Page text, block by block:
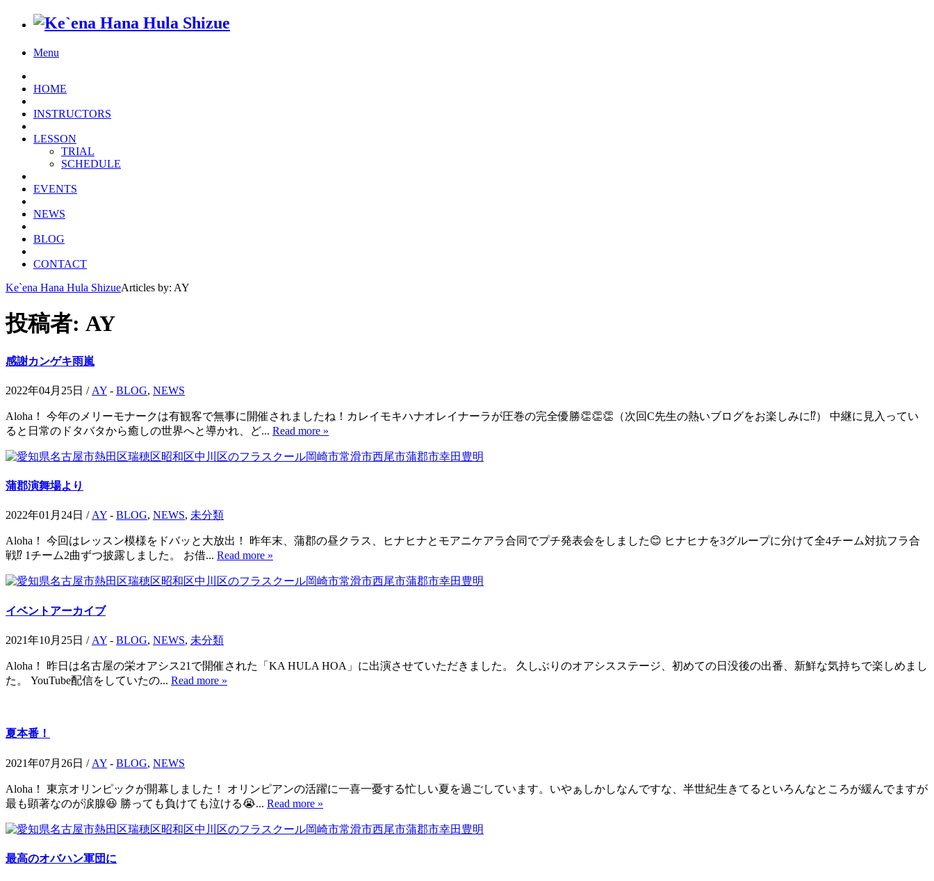
Menu
HOME
INSTRUCTORS
LESSON
TRIAL
SCHEDULE
EVENTS
NEWS
BLOG
CONTACT
Ke`ena Hana Hula ShizueArticles by: AY
投稿者: AY
感謝カンゲキ雨嵐
2022年04月25日 / AY - BLOG, NEWS
Aloha！ 今年のメリーモナークは有観客で無事に開催されましたね！カレイモキハナオレイナーラが圧巻の完全優勝👏👏👏（次回C先生の熱いブログをお楽しみに⁉） 中継に見入ってい
ると日常のドタバタから癒しの世界へと導かれ、ど... Read more »
蒲郡演舞場より
2022年01月24日 /AY - BLOG, NEWS, 未分類
Aloha！ 今回はレッスン模様をドバッと大放出！ 昨年末、蒲郡の昼クラス、ヒナヒナとモアニケアラ合同でプチ発表会をしました😊 ヒナヒナを3グループに分けて全4チーム対抗フラ合
戦⁉️ 1チーム2曲ずつ披露しました。 お借... Read more »
イベントアーカイブ
2021年10月25日 / AY - BLOG, NEWS, 未分類
Aloha！ 昨日は名古屋の栄オアシス21で開催された「KA HULA HOA」に出演させていただきました。 久しぶりのオアシスステージ、初めての日没後の出番、新鮮な気持ちで楽しめまし
た。 YouTube配信をしていたの... Read more »
夏本番！
2021年07月26日 / AY - BLOG, NEWS
Aloha！ 東京オリンピックが開幕しました！ オリンピアンの活躍に一喜一憂する忙しい夏を過ごしています。いやぁしかしなんですな、半世紀生きてるといろんなところが緩んでますが
最も顕著なのが涙腺😆 勝っても負けても泣ける😭... Read more »
最高のオバハン軍団に